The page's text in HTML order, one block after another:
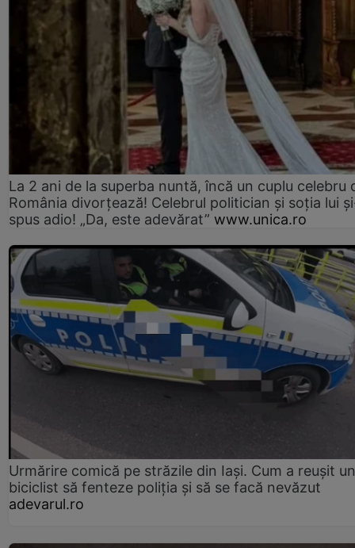
La 2 ani de la superba nuntă, încă un cuplu celebru
România divorțează! Celebrul politician și soția lui
spus adio! „Da, este adevărat” www.unica.ro
Urmărire comică pe străzile din Iași. Cum a reușit un
biciclist să fenteze poliția și să se facă nevăzut
adevarul.ro